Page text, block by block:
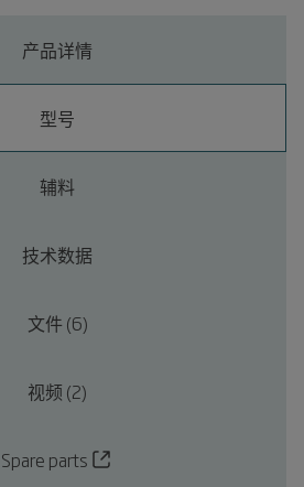
产品详情
型号
辅料
技术数据
文件 (6)
视频 (2)
Spare parts